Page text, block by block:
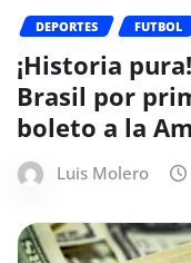
DEPORTES FUTBOL
¡Historia
Brasil por
boleto a la
Luis Molero